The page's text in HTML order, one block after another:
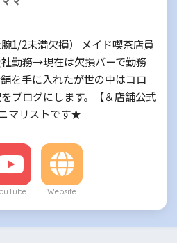
1/2未満欠損） メイド喫茶店員
勤務→現在は欠損バーで勤務
を手に入れたが世の中はコロ
ブログにします。【＆店舗公式
マリストです★
Website